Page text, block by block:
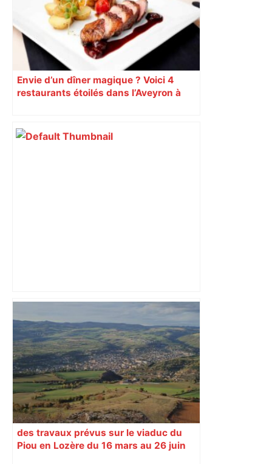
Envie d’un dîner magique ? Voici 4
restaurants étoilés dans l’Aveyron à
Air France augmente le prix des billets:
"Certains Toulouse-Orly sont déjà plus
chers que des Paris-New York!" – RMC
des travaux prévus sur le viaduc du
Piou en Lozère du 16 mars au 26 juin